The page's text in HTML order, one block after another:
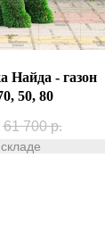
Найда - газон
50, 80
61 700 р.